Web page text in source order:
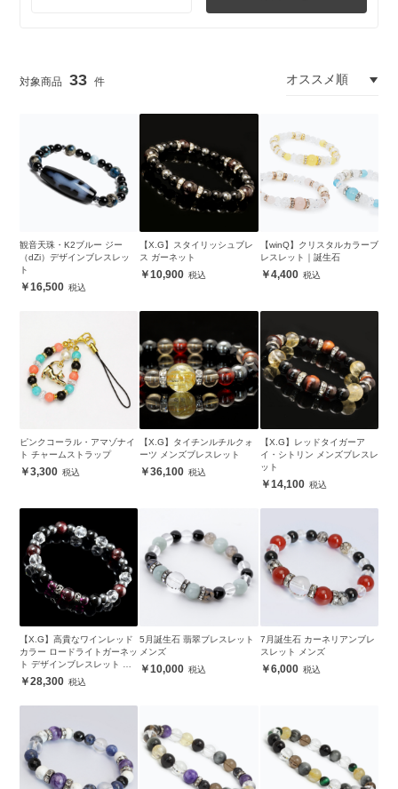
33
観音天珠・K2ブルー ジー
（dZi）デザインブレスレッ
ト
16,500
【X.G】スタイリッシュブレ
ス ガーネット
10,900
【winQ】クリスタルカラーブ
レスレット｜誕生石
4,400
ピンクコーラル・アマゾナイ
ト チャームストラップ
3,300
【X.G】タイチンルチルクォ
ーツ メンズブレスレット
36,100
【X.G】レッドタイガーア
イ・シトリン メンズブレスレ
ット
14,100
【X.G】高貴なワインレッド
カラー ロードライトガーネッ
ト デザインブレスレット メ
ンズ28,300
5月誕生石 翡翠ブレスレット
メンズ
10,000
7月誕生石 カーネリアンブレ
スレット メンズ
6,000